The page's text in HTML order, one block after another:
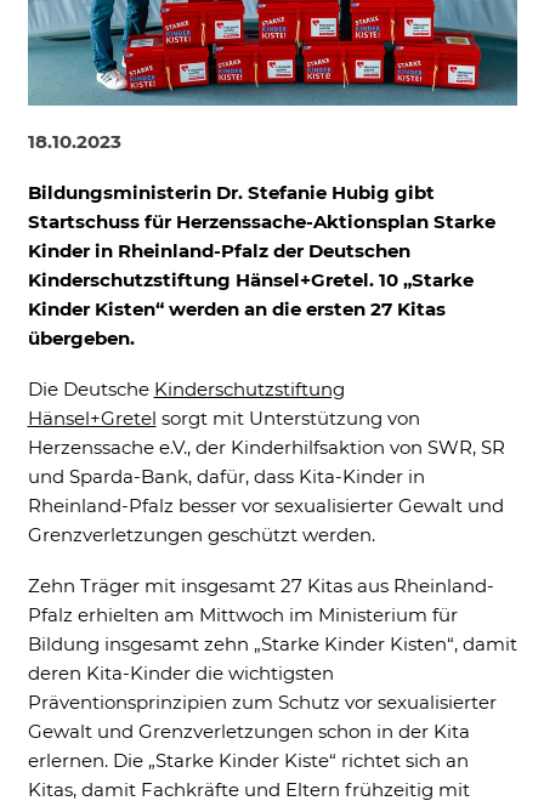
18.10.2023
Bildungsministerin Dr. Stefanie Hubig gibt
Startschuss für Herzenssache-Aktionsplan Starke
Kinder in Rheinland-Pfalz der Deutschen
Kinderschutzstiftung Hänsel+Gretel. 10 „Starke
Kinder Kisten“ werden an die ersten 27 Kitas
übergeben.
Die Deutsche Kinderschutzstiftung
Hänsel+Gretel sorgt mit Unterstützung von
Herzenssache e.V., der Kinderhilfsaktion von SWR, SR
und Sparda-Bank, dafür, dass Kita-Kinder in
Rheinland-Pfalz besser vor sexualisierter Gewalt und
Grenzverletzungen geschützt werden.
Zehn Träger mit insgesamt 27 Kitas aus Rheinland-
Pfalz erhielten am Mittwoch im Ministerium für
Bildung insgesamt zehn „Starke Kinder Kisten“, damit
deren Kita-Kinder die wichtigsten
Präventionsprinzipien zum Schutz vor sexualisierter
Gewalt und Grenzverletzungen schon in der Kita
erlernen. Die „Starke Kinder Kiste“ richtet sich an
Kitas, damit Fachkräfte und Eltern frühzeitig mit
Diese werden für die Grundfunktionen der
Website benötigt und helfen dabei, unsere
Website nutzbar zu machen sowie Zugriffe
auf sichere Bereiche unserer Website
ermöglichen.
Cookie Informationen anzeigen